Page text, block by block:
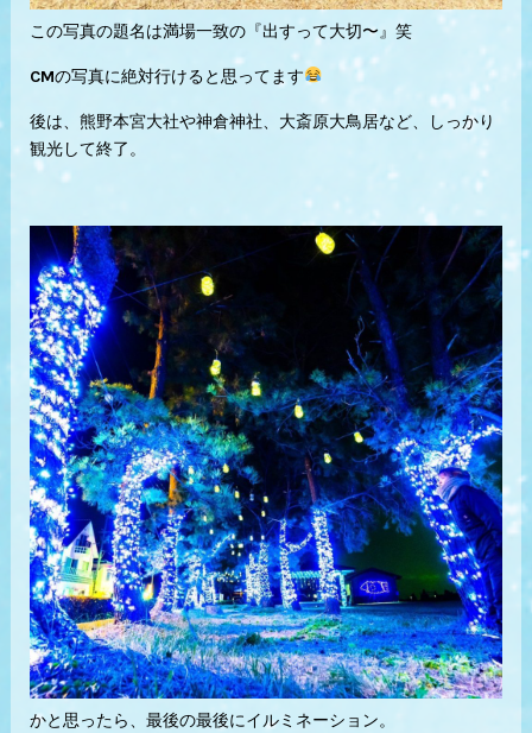
この写真の題名は満場一致の『出すって大切〜』笑
CMの写真に絶対行けると思ってます
後は、熊野本宮大社や神倉神社、大斎原大鳥居など、しっかり
観光して終了。
かと思ったら、最後の最後にイルミネーション。